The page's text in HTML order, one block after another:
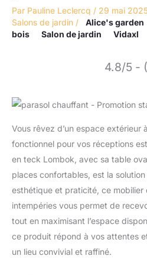
Par Pauline Leclercq / 29 mai
Salons de jardin / Alice's garden
bois
Salon de jardin Vidaxl
4.8/5 -
Vous rêvez d’un espace extérieur
fonctionnel pour vos réceptions
en teck Lombok, avec sa table
places confortables, est la
esthétique et praticité, ce mobilier
intempéries vous permet de
tout en maximisant l’espace
ce produit répond à vos attentes
un lieu convivial et raffiné.